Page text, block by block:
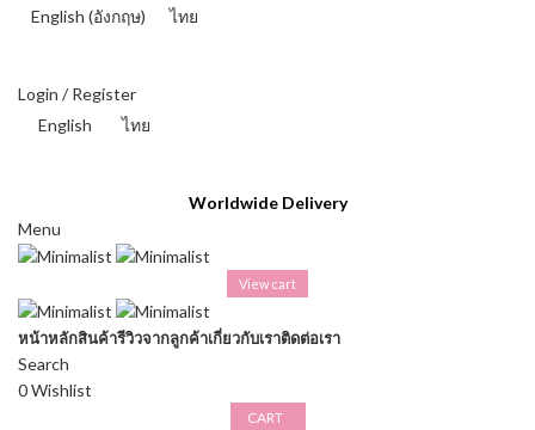
English (อังกฤษ) ไทย
Login / Register
English
ไทย
Worldwide Delivery
Menu
View cart
หน้าหลักสินค้ารีวิวจากลูกค้าเกี่ยวกับเราติดต่อเรา
Search
0Wishlist
CART